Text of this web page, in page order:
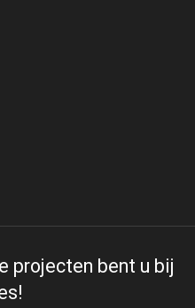
projecten bent u bij